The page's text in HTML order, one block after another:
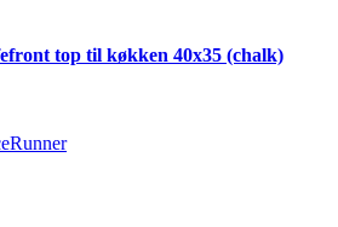
top til køkken 40x35 (chalk)